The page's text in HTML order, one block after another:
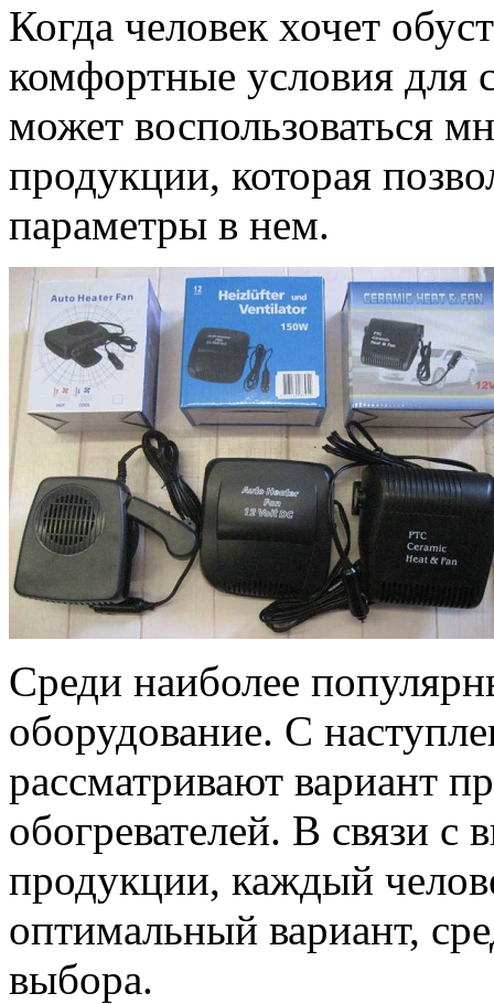
Когда человек хочет
комфортные условия
может воспользоваться
продукции, которая
параметры в нем.
Среди наиболее
оборудование. С
рассматривают вариант
обогревателей. В связи
продукции, каждый
оптимальный вариант,
выбора.